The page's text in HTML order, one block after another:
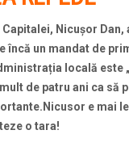
Nicușor Dan,
încă un mandat de
locală este
de patru ani ca să
e mai
o tara!